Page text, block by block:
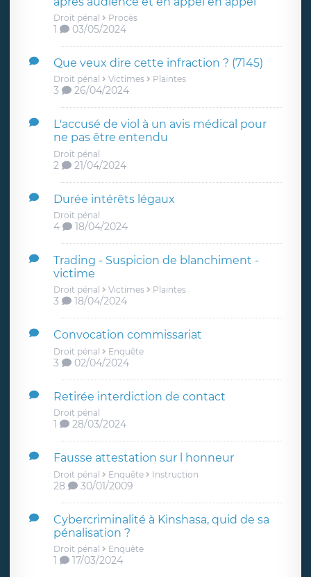
Droit pénal Procès
1 03/05/2024
Que veux dire cette infraction ? (7145)
Droit pénal Victimes Plaintes
3 26/04/2024
L'accusé de viol à un avis médical pour
ne pas être entendu
Droit pénal
2 21/04/2024
Durée intérêts légaux
Droit pénal
4 18/04/2024
Trading - Suspicion de blanchiment -
victime
Droit pénal Victimes Plaintes
3 18/04/2024
Convocation commissariat
Droit pénal Enquête
3 02/04/2024
Retirée interdiction de contact
Droit pénal
1 28/03/2024
Fausse attestation sur l honneur
Droit pénal Enquête Instruction
28 30/01/2009
Cybercriminalité à Kinshasa, quid de sa
pénalisation ?
Droit pénal Enquête
1 17/03/2024